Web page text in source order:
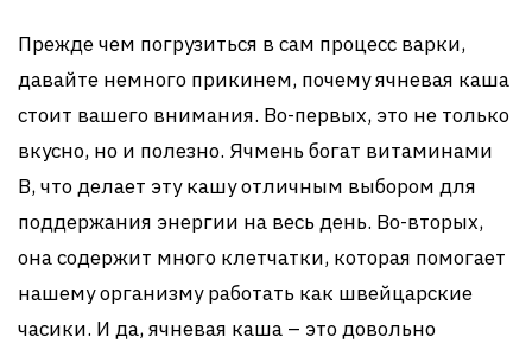
Прежде чем погрузиться в сам процесс варки,
давайте немного прикинем, почему ячневая каша
стоит вашего внимания. Во-первых, это не только
вкусно, но и полезно. Ячмень богат витаминами
B, что делает эту кашу отличным выбором для
поддержания энергии на весь день. Во-вторых,
она содержит много клетчатки, которая помогает
нашему организму работать как швейцарские
часики. И да, ячневая каша – это довольно